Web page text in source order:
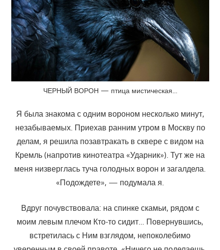
ЧЕРНЫЙ ВОРОН — птица мистическая…
Я была знакома с одним вороном несколько минут,
незабываемых. Приехав ранним утром в Москву по
делам, я решила позавтракать в сквере с видом на
Кремль (напротив кинотеатра «Ударник»). Тут же на
меня низверглась туча голодных ворон и загалдела.
«Подождете», — подумала я.
Вдруг почувствовала: на спинке скамьи, рядом с
моим левым плечом Кто-то сидит… Повернувшись,
встретилась с Ним взглядом, непоколебимо